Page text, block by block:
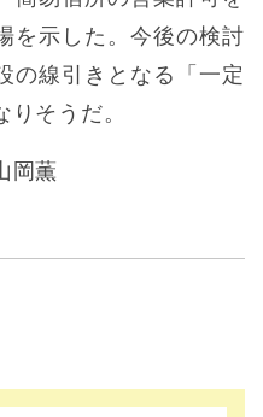
を示した。今後の検討
の線引きとなる「一定
そうだ。
岡薫